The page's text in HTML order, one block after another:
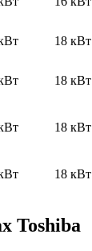
18 кВт
18 кВт
18 кВт
18 кВт
Toshiba